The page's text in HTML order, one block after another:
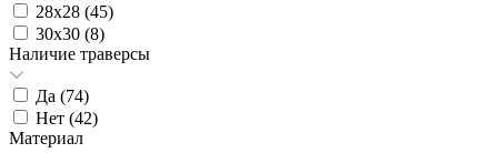
28х28 (45)
30х30 (8)
Наличие траверсы
Да (74)
Нет (42)
Материал